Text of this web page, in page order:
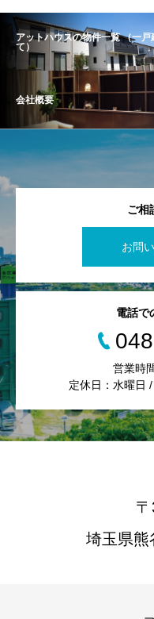
アットハウスの物件一覧 （一戸
て）
会社概要
ご相
お問
電話で
営業時
定休日：水曜日
埼玉県熊